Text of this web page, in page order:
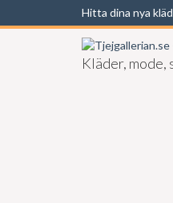
Hitta dina nya
Kläder,